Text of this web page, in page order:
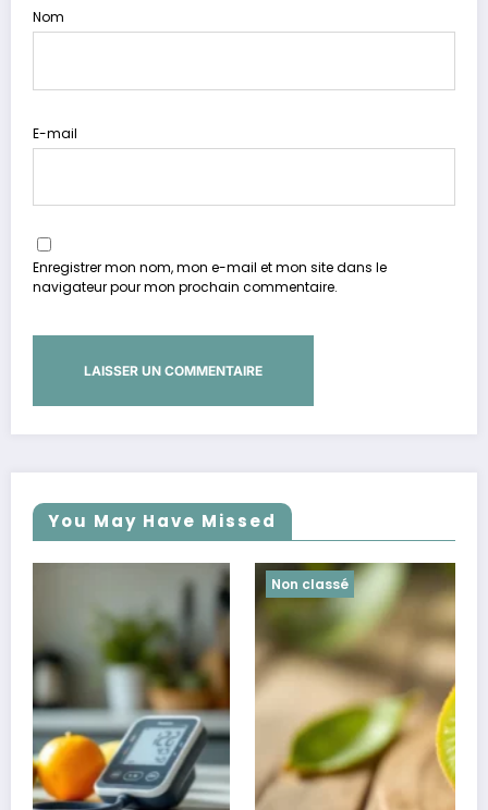
Nom
E-mail
Enregistrer mon nom, mon e-mail et mon site dans le
navigateur pour mon prochain commentaire.
You May Have Missed